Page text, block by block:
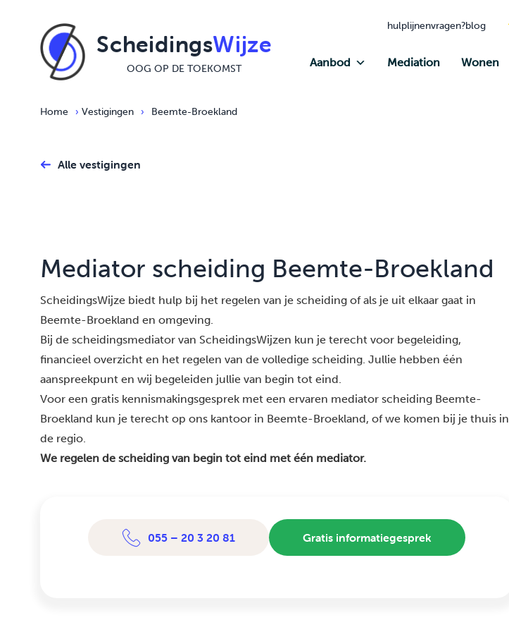
ScheidingsWijze
OOG OP DE TOEKOMST
hulplijnenvragen?blog
Aanbod Mediation Wonen
Home › Vestigingen › Beemte-Broekland
Alle vestigingen
Mediator scheiding Beemte-Broekland
ScheidingsWijze biedt hulp bij het regelen van je scheiding of als je uit elkaar gaat in
Beemte-Broekland en omgeving.
Bij de scheidingsmediator van ScheidingsWijzen kun je terecht voor begeleiding,
financieel overzicht en het regelen van de volledige scheiding. Jullie hebben één
aanspreekpunt en wij begeleiden jullie van begin tot eind.
Voor een gratis kennismakingsgesprek met een ervaren mediator scheiding Beemte-
Broekland kun je terecht op ons kantoor in Beemte-Broekland, of we komen bij je thuis in
de regio.
We regelen de scheiding van begin tot eind met één mediator.
055 – 20 3 20 81 Gratis informatiegesprek